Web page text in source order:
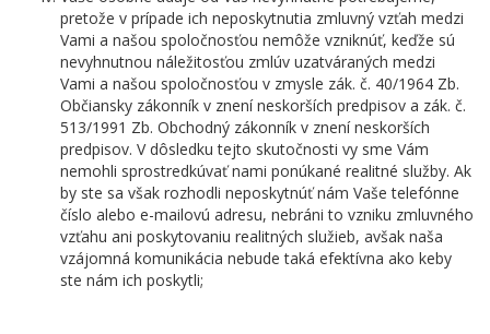
pretože v prípade ich neposkytnutia zmluvný vzťah medzi
Vami a našou spoločnosťou nemôže vzniknúť, keďže sú
nevyhnutnou náležitosťou zmlúv uzatváraných medzi
Vami a našou spoločnosťou v zmysle zák. č. 40/1964 Zb.
Občiansky zákonník v znení neskorších predpisov a zák. č.
513/1991 Zb. Obchodný zákonník v znení neskorších
predpisov. V dôsledku tejto skutočnosti vy sme Vám
nemohli sprostredkúvať nami ponúkané realitné služby. Ak
by ste sa však rozhodli neposkytnúť nám Vaše telefónne
číslo alebo e-mailovú adresu, nebráni to vzniku zmluvného
vzťahu ani poskytovaniu realitných služieb, avšak naša
vzájomná komunikácia nebude taká efektívna ako keby
ste nám ich poskytli;